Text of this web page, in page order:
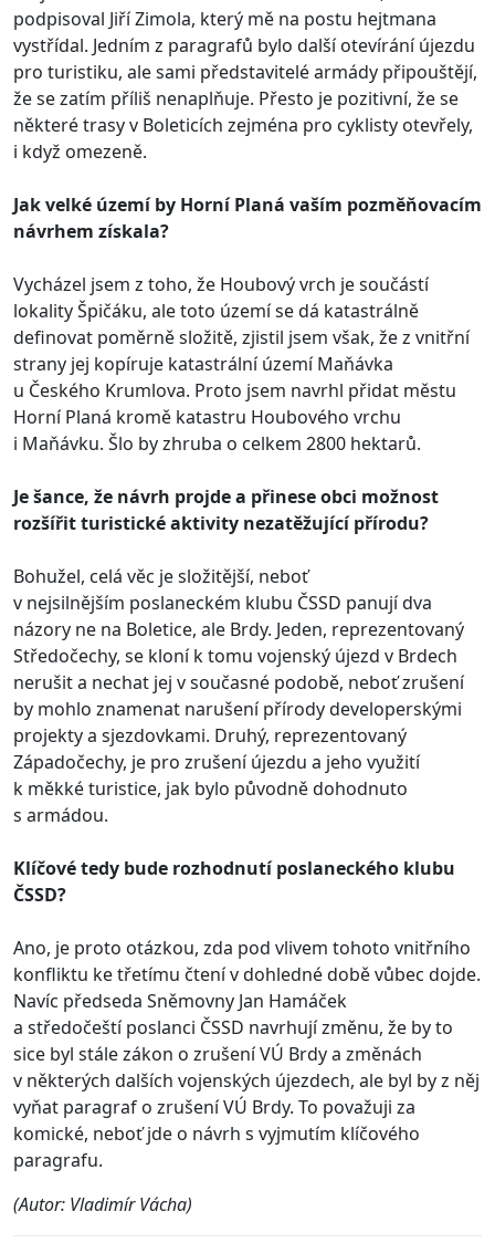
podpisoval Jiří Zimola, který mě na postu hejtmana
vystřídal. Jedním z paragrafů bylo další otevírání újezdu
pro turistiku, ale sami představitelé armády připouštějí,
že se zatím příliš nenaplňuje. Přesto je pozitivní, že se
některé trasy v Boleticích zejména pro cyklisty otevřely,
i když omezeně.
Jak velké území by Horní Planá vaším pozměňovacím
návrhem získala?
Vycházel jsem z toho, že Houbový vrch je součástí
lokality Špičáku, ale toto území se dá katastrálně
definovat poměrně složitě, zjistil jsem však, že z vnitřní
strany jej kopíruje katastrální území Maňávka
u Českého Krumlova. Proto jsem navrhl přidat městu
Horní Planá kromě katastru Houbového vrchu
i Maňávku. Šlo by zhruba o celkem 2800 hektarů.
Je šance, že návrh projde a přinese obci možnost
rozšířit turistické aktivity nezatěžující přírodu?
Bohužel, celá věc je složitější, neboť
v nejsilnějším poslaneckém klubu ČSSD panují dva
názory ne na Boletice, ale Brdy. Jeden, reprezentovaný
Středočechy, se kloní k tomu vojenský újezd v Brdech
nerušit a nechat jej v současné podobě, neboť zrušení
by mohlo znamenat narušení přírody developerskými
projekty a sjezdovkami. Druhý, reprezentovaný
Západočechy, je pro zrušení újezdu a jeho využití
k měkké turistice, jak bylo původně dohodnuto
s armádou.
Klíčové tedy bude rozhodnutíposlaneckého klubu
ČSSD?
Ano, je proto otázkou, zda pod vlivem tohoto vnitřního
konfliktu ke třetímu čtení v dohledné době vůbec dojde.
Navíc předseda Sněmovny Jan Hamáček
a středočeští poslanci ČSSD navrhují změnu, že by to
sice byl stále zákon o zrušení VÚ Brdy a změnách
v některých dalších vojenských újezdech, ale byl by z něj
vyňat paragraf o zrušení VÚ Brdy. To považuji za
komické, neboť jde o návrh s vyjmutím klíčového
paragrafu.
(Autor: Vladimír Vácha)